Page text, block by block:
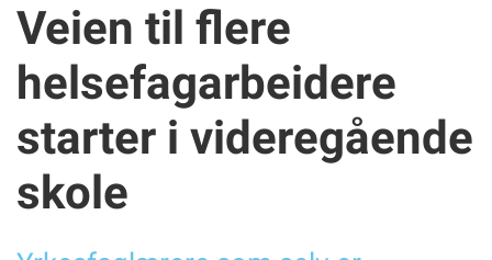
Les siste utgave på nett
Arkiv
Nyhetsarkiv
TEMA
Tematisk oversiikt
Veien til flere
helsefagarbeidere
starter i videregående
skole